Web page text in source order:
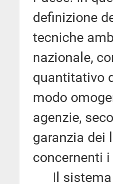
definizione
tecniche
nazionale,
quantitativo
modo
agenzie,
garanzia dei
concernenti
Il sistema